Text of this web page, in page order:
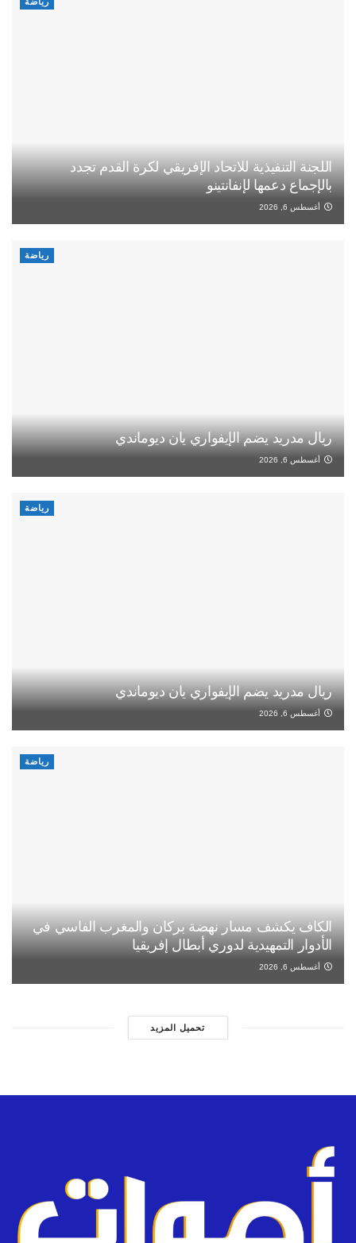
اللجنة التنفيذية للاتحاد الإفريقي لكرة القدم تجدد
بالإجماع دعمها لإنفانتينو
أغسطس 6, 2026
رياضة
ريال مدريد يضم الإيفواري يان ديوماندي
أغسطس 6, 2026
رياضة
ريال مدريد يضم الإيفواري يان ديوماندي
أغسطس 6, 2026
رياضة
الكاف يكشف مسار نهضة بركان والمغرب الفاسي في
الأدوار التمهيدية لدوري أبطال إفريقيا
أغسطس 6, 2026
تحميل المزيد